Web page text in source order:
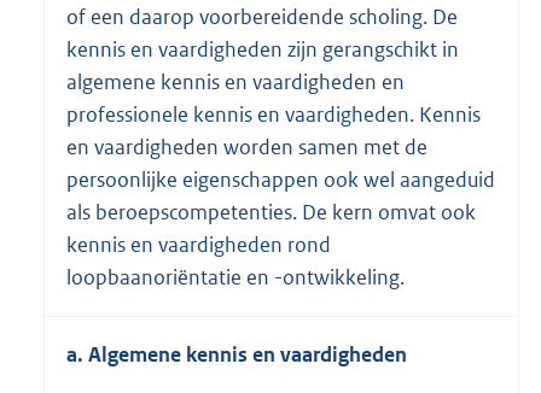
of een daarop voorbereidende scholing. De
kennis en vaardigheden zijn gerangschikt in
algemene kennis en vaardigheden en
professionele kennis en vaardigheden. Kennis
en vaardigheden worden samen met de
persoonlijke eigenschappen ook wel aangeduid
als beroepscompetenties. De kern omvat ook
kennis en vaardigheden rond
loopbaanoriëntatie en -ontwikkeling.
a. Algemene kennis en vaardigheden